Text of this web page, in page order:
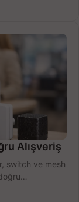
Alışveriş
switch ve mesh